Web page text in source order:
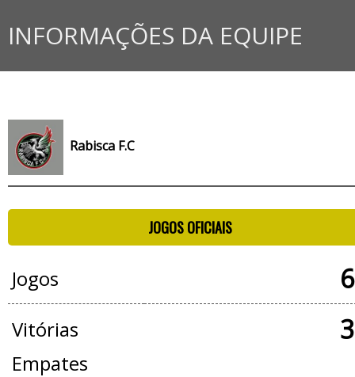
INFORMAÇÕES DA EQUIPE
Rabisca F.C
JOGOS OFICIAIS
Jogos
Vitórias
Empates